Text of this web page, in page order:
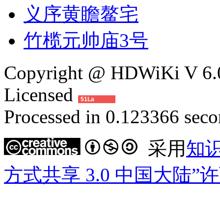
义序黄瞻鳌宅
竹榄元帅庙3号
Copyright @ HDWiKi V
Licensed
51La
Processed in 0.123366
采用知
方式共享 3.0 中国大陆”